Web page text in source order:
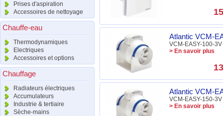
Prises d'aspiration
Accessoires de nettoyage
Chauffe-eau
Thermodynamiques
Electriques
Accessoires et options
Chauffage
Radiateurs électriques
Accumulateurs
Industrie & tertiaire
Sèche-mains
Atlantic VCM-
VCM-EASY-100-
> En savoir plus
Atlantic VCM-
VCM-EASY-150-
> En savoir plus